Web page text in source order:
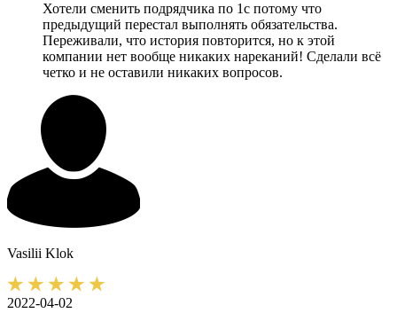
Хотели сменить подрядчика по 1с потому что
предыдущий перестал выполнять обязательства.
Переживали, что история повторится, но к этой
компании нет вообще никаких нареканий! Сделали всё
четко и не оставили никаких вопросов.
Vasilii Klok
2022-04-02